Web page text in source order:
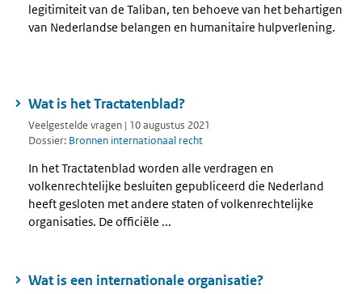
legitimiteit van de Taliban, ten behoeve van het behartigen
van Nederlandse belangen en humanitaire hulpverlening.
Wat is het Tractatenblad?
Veelgestelde vragen | 10 augustus 2021
Dossier: Bronnen internationaal recht
In het Tractatenblad worden alle verdragen en
volkenrechtelijke besluiten gepubliceerd die Nederland
heeft gesloten met andere staten of volkenrechtelijke
organisaties. De officiële ...
Wat is een internationale organisatie?